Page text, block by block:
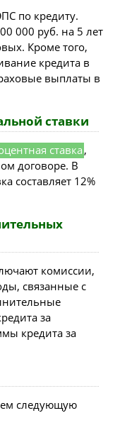
по кредиту.
000 руб. на 5 лет
Кроме того,
кредита в
выплаты в
ставки
ставка,
договоре. В
составляет 12%
комиссии,
связанные с
за
кредита за
следующую